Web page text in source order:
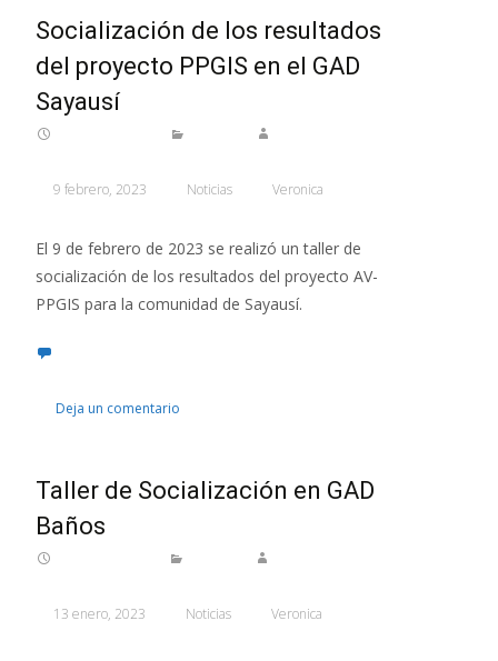
Socialización de los resultados
del proyecto PPGIS en el GAD
Sayausí
9 febrero, 2023 Noticias Veronica
El 9 de febrero de 2023 se realizó un taller de
socialización de los resultados del proyecto AV-
PPGIS para la comunidad de Sayausí.
Deja un comentario
Taller de Socialización en GAD
Baños
13 enero, 2023 Noticias Veronica